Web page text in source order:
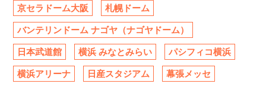
京セラドーム大阪 札幌ドーム
バンテリンドーム ナゴヤ（ナゴヤドーム）
日本武道館 横浜 みなとみらい パシフィコ横浜
横浜アリーナ 日産スタジアム 幕張メッセ